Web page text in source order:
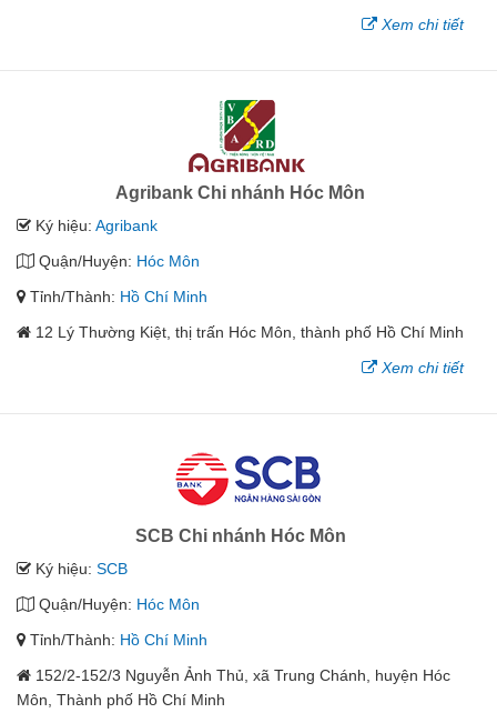
Xem chi tiết
Agribank Chi nhánh Hóc Môn
Ký hiệu: Agribank
Quận/Huyện: Hóc Môn
Tỉnh/Thành: Hồ Chí Minh
12 Lý Thường Kiệt, thị trấn Hóc Môn, thành phố Hồ Chí Minh
Xem chi tiết
SCB Chi nhánh Hóc Môn
Ký hiệu: SCB
Quận/Huyện: Hóc Môn
Tỉnh/Thành: Hồ Chí Minh
152/2-152/3 Nguyễn Ảnh Thủ, xã Trung Chánh, huyện Hóc
Môn, Thành phố Hồ Chí Minh